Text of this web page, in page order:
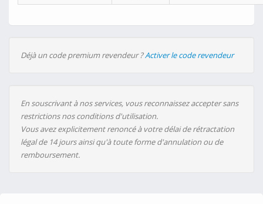
Déjà un code premium revendeur ?Activer le code revendeur
En souscrivant à nos services, vous reconnaissez accepter sans
restrictions nos conditions d'utilisation.
Vous avez explicitement renoncé à votre délai de rétractation
légal de 14 jours ainsi qu'à toute forme d'annulation ou de
remboursement.